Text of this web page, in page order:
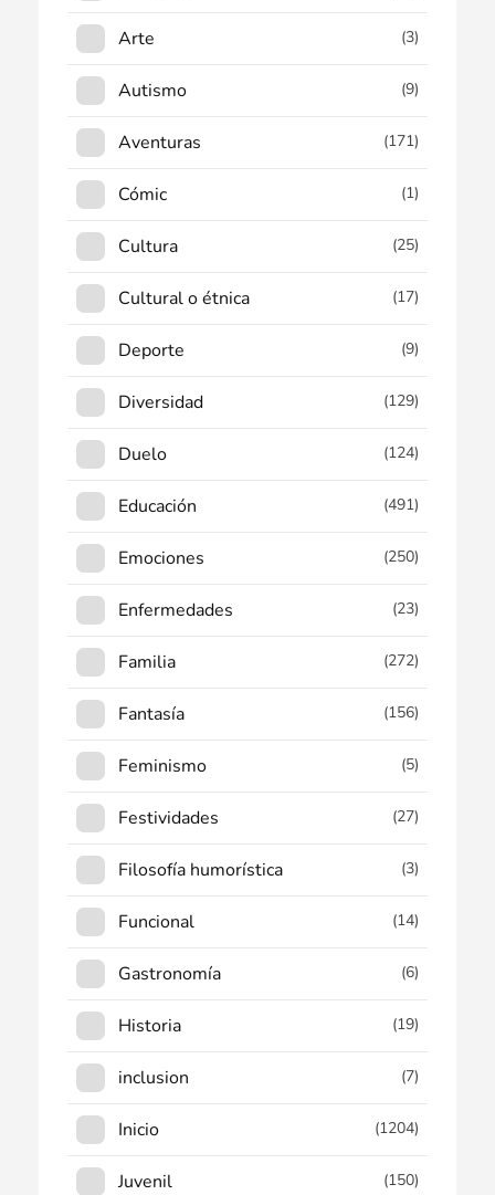
Arte (3)
Autismo (9)
Aventuras (171)
Cómic (1)
Cultura (25)
Cultural o étnica (17)
Deporte (9)
Diversidad (129)
Duelo (124)
Educación (491)
Emociones (250)
Enfermedades (23)
Familia (272)
Fantasía (156)
Feminismo (5)
Festividades (27)
Filosofía humorística (3)
Funcional (14)
Gastronomía (6)
Historia (19)
inclusion (7)
Inicio (1204)
Juvenil (150)